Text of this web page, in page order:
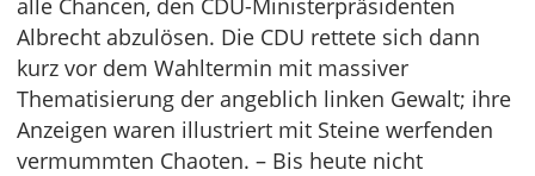
alle Chancen, den CDU-Ministerpräsidenten
Albrecht abzulösen. Die CDU rettete sich dann
kurz vor dem Wahltermin mit massiver
Thematisierung der angeblich linken Gewalt; ihre
Anzeigen waren illustriert mit Steine werfenden
vermummten Chaoten. – Bis heute nicht